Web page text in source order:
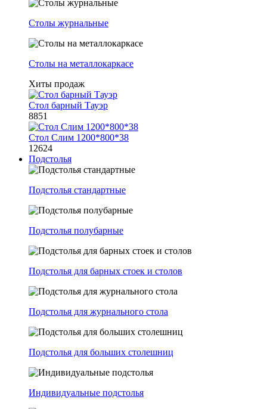
Столы журнальные
Столы на металлокаркасе
Хиты продаж
Стол барный Тауэр
8851
Стол Слим 1200*800*38
12624
Подстолья
Подстолья стандартные
Подстолья полубарные
Подстолья для барных стоек и столов
Подстолья для журнального стола
Подстолья для больших столешниц
Индивидуальные подстолья